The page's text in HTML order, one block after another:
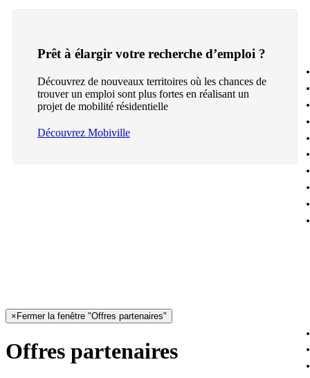
Prêt à élargir votre recherche d’emploi ?
Découvrez de nouveaux territoires où les chances de
trouver un emploi sont plus fortes en réalisant un
projet de mobilité résidentielle
Découvrez Mobiville
× Fermer la fenêtre "Offres partenaires"
Offres partenaires